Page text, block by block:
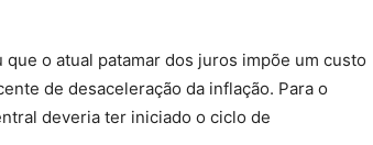
o atual patamar dos juros impõe um custo
de desaceleração da inflação. Para o
deveria ter iniciado o ciclo de